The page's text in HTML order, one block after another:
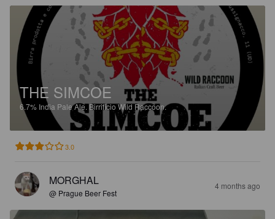
THE SIMCOE
6.7% India Pale Ale.Birrificio Wild Raccoon.
3.0
MORGHAL
@ Prague Beer Fest
4 months ago